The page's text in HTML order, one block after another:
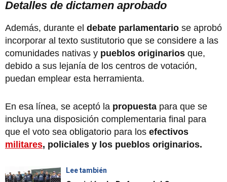
Detalles de dictamen aprobado
Además, durante el debate parlamentario se aprobó
incorporar al texto sustitutorio que se considere a las
comunidades nativas y pueblos originarios que,
debido a sus lejanía de los centros de votación,
puedan emplear esta herramienta.
En esa línea, se aceptó la propuesta para que se
incluya una disposición complementaria final para
que el voto sea obligatorio para los efectivos
militares, policiales y los pueblos originarios.
Lee también